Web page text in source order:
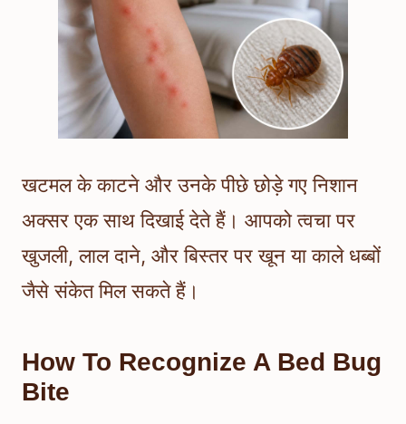
खटमल के काटने और उनके पीछे छोड़े गए निशान
अक्सर एक साथ दिखाई देते हैं। आपको त्वचा पर
खुजली, लाल दाने, और बिस्तर पर खून या काले धब्बों
जैसे संकेत मिल सकते हैं।
How To Recognize A Bed Bug
Bite